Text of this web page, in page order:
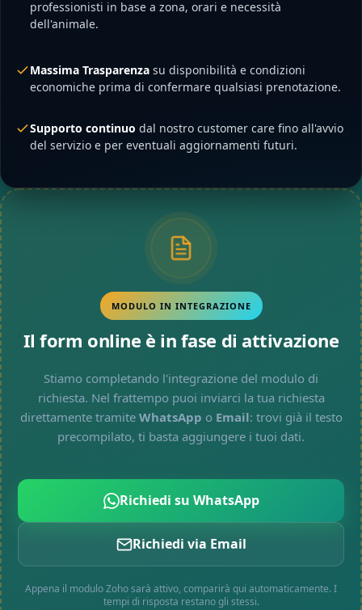
professionisti in base a zona, orari e necessità
dell'animale.
Massima Trasparenza su disponibilità e condizioni
economiche prima di confermare qualsiasi prenotazione.
Supporto continuo dal nostro customer care fino all'avvio
del servizio e per eventuali aggiornamenti futuri.
MODULO IN INTEGRAZIONE
Il form online è in fase di attivazione
Stiamo completando l'integrazione del modulo di
richiesta. Nel frattempo puoi inviarci la tua richiesta
direttamente tramite WhatsApp o Email: trovi già il testo
precompilato, ti basta aggiungere i tuoi dati.
Richiedi su WhatsApp
Richiedi via Email
Appena il modulo Zoho sarà attivo, comparirà qui automaticamente. I
tempi di risposta restano gli stessi.